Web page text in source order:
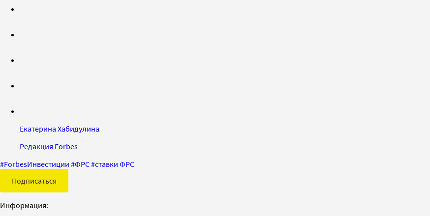
Екатерина Хабидулина
Редакция Forbes
#ForbesИнвестиции #ФРС#ставки ФРС
Подписаться
Информация: